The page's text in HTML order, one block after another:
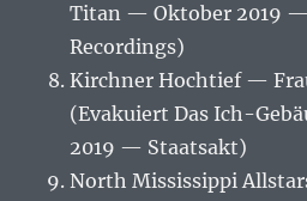
Titan — Oktober 2019
Recordings)
Kirchner Hochtief —
(Evakuiert Das Ich-
2019 — Staatsakt)
North Mississippi